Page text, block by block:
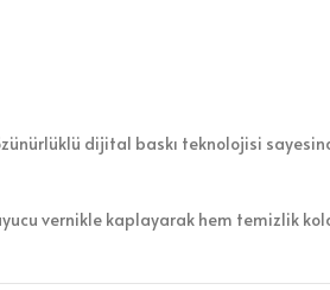
dijital baskı teknolojisi
vernikle kaplayarak hem temizlik